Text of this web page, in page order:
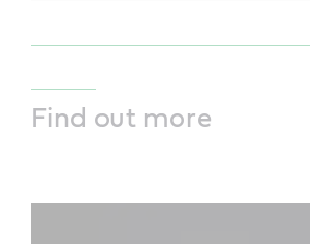
Find out more